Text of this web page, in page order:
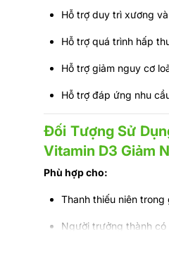
Hỗ trợ duy trì xương
Hỗ trợ quá trình hấp
Hỗ trợ giảm nguy cơ
Hỗ trợ đáp ứng nhu
Đối Tượng Sử
Vitamin D3 Giảm
Phù hợp cho:
Thanh thiếu niên
Người trưởng thành